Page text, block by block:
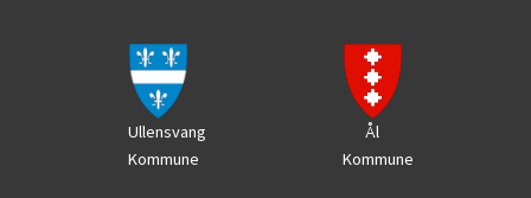
Ullensvang
Kommune
Ål
Kommune